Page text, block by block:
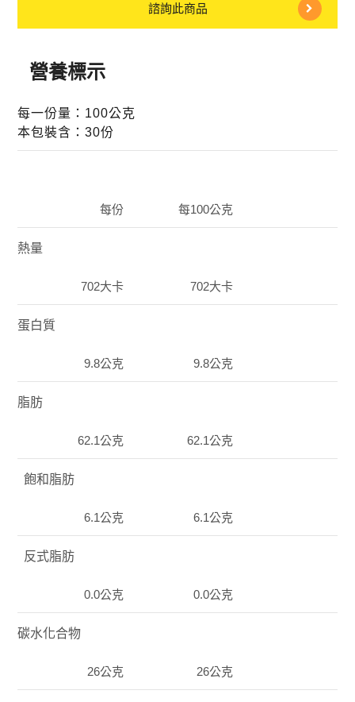
諮詢此商品
營養標示
每一份量：100公克
本包裝含：30份
每份 每100公克
熱量
702大卡 702大卡
蛋白質
9.8公克 9.8公克
脂肪
62.1公克 62.1公克
飽和脂肪
6.1公克 6.1公克
反式脂肪
0.0公克 0.0公克
碳水化合物
26公克 26公克